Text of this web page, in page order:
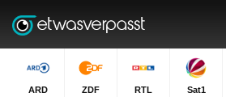
ARD ZDF RTL Sat1